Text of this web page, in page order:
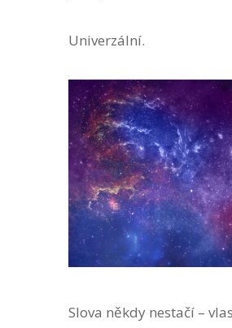
Univerzální.
Slova někdy nestačí –